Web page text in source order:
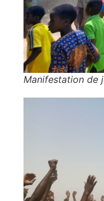
Manifestation de